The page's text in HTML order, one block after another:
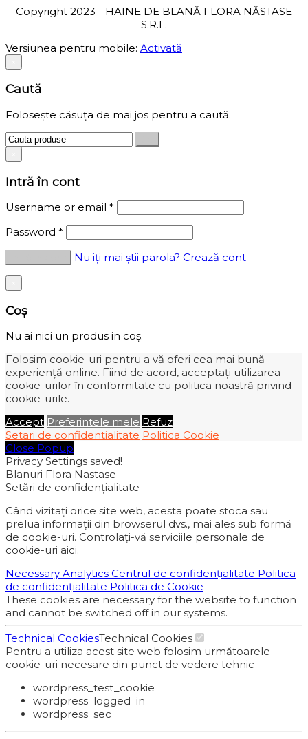
Copyright 2023 - HAINE DE BLANĂ FLORA NĂSTASE
S.R.L.
Versiunea pentru mobile: Activată
Caută
Folosește căsuța de mai jos pentru a caută.
Intră în cont
Username or email *
Password *
Nu iți mai știi parola? Crează cont
Coș
Nu ai nici un produs in coș.
Folosim cookie-uri pentru a vă oferi cea mai bună
experiență online. Fiind de acord, acceptați utilizarea
cookie-urilor în conformitate cu politica noastră privind
cookie-urile.
Accept Preferintele mele Refuz
Setari de confidentialitate Politica Cookie
Close Popup
Privacy Settings saved!
Blanuri Flora Nastase
Setări de confidențialitate
Când vizitați orice site web, acesta poate stoca sau
prelua informații din browserul dvs., mai ales sub formă
de cookie-uri. Controlați-vă serviciile personale de
cookie-uri aici.
Necessary Analytics Centrul de confidențialitate Politica
de confidențialitate Politica de Cookie
These cookies are necessary for the website to function
and cannot be switched off in our systems.
Technical CookiesTechnical Cookies
Pentru a utiliza acest site web folosim următoarele
cookie-uri necesare din punct de vedere tehnic
wordpress_test_cookie
wordpress_logged_in_
wordpress_sec